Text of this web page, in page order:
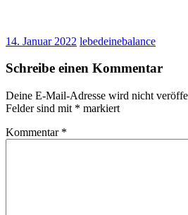
14. Januar 2022 lebedeinebalance
Schreibe einen Kommentar
Deine E-Mail-Adresse wird nicht
Felder sind mit * markiert
Kommentar *